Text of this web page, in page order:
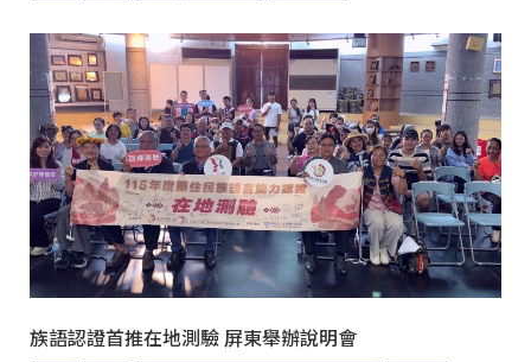
族語認證首推在地測驗 屏東舉辦說明會